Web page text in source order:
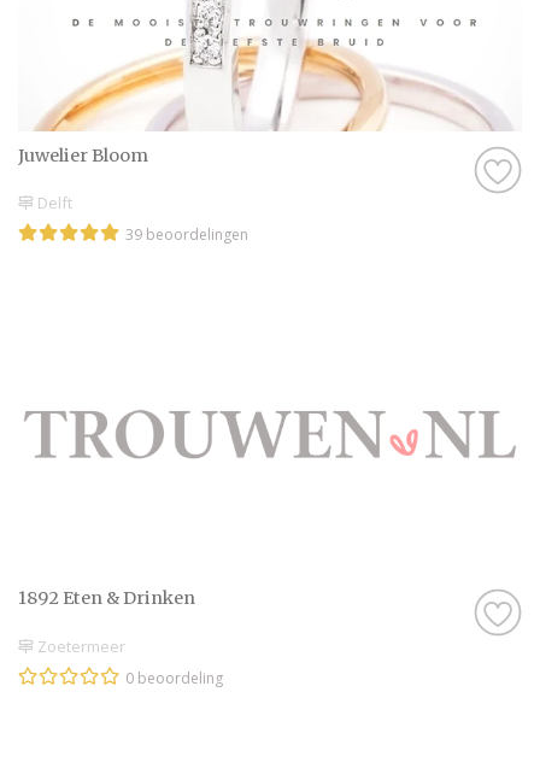
Juwelier Bloom
Delft
39 beoordelingen
1892 Eten & Drinken
Zoetermeer
0 beoordeling